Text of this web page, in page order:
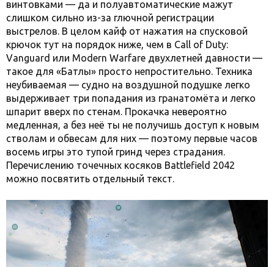
винтовками — да и полуавтоматические мажут
слишком сильно из-за глючной регистрации
выстрелов. В целом кайф от нажатия на спусковой
крючок тут на порядок ниже, чем в Call of Duty:
Vanguard или Modern Warfare двухлетней давности —
такое для «Батлы» просто непростительно. Техника
неубиваемая — судно на воздушной подушке легко
выдерживает три попадания из гранатомёта и легко
шпарит вверх по стенам. Прокачка невероятно
медленная, а без неё ты не получишь доступ к новым
стволам и обвесам для них — поэтому первые часов
восемь игры это тупой гринд через страдания.
Перечислению точечных косяков Battlefield 2042
можно посвятить отдельный текст.